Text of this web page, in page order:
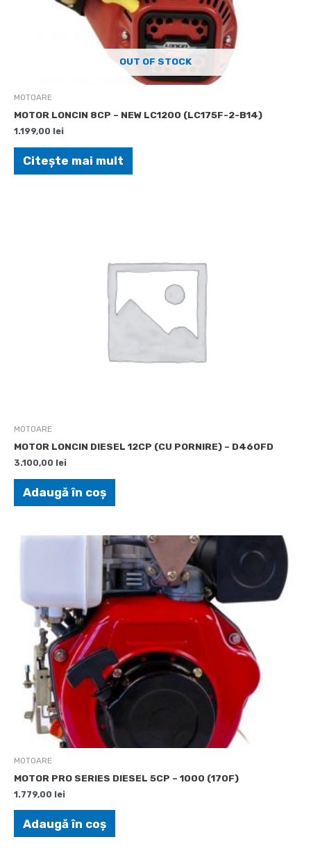
OUT OF STOCK
MOTOARE
MOTOR LONCIN 8CP – NEW LC1200 (LC175F-2-B14)
1.199,00 lei
Citește mai mult
MOTOARE
MOTOR LONCIN DIESEL 12CP (CU PORNIRE) – D460FD
3.100,00 lei
Adaugă în coș
MOTOARE
MOTOR PRO SERIES DIESEL 5CP – 1000 (170F)
1.779,00 lei
Adaugă în coș